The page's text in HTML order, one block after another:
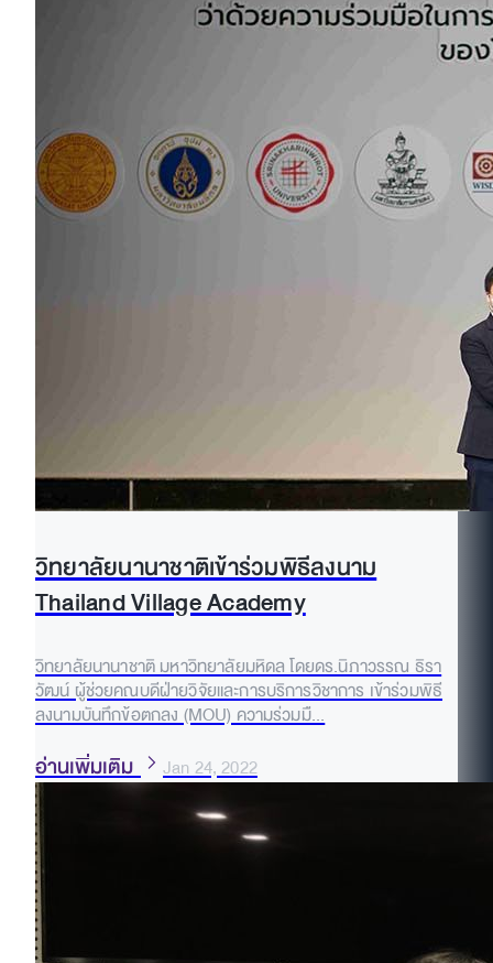
วิทยาลัยนานาชาติเข้าร่วมพิธีลงนาม
Thailand Village Academy
วิทยาลัยนานาชาติ มหาวิทยาลัยมหิดล โดยดร.นิภาวรรณ ธิรา
วัฒน์ ผู้ช่วยคณบดีฝ่ายวิจัยและการบริการวิชาการ เข้าร่วมพิธี
ลงนามบันทึกข้อตกลง (MOU) ความร่วมมื...
อ่านเพิ่มเติม Jan 24, 2022